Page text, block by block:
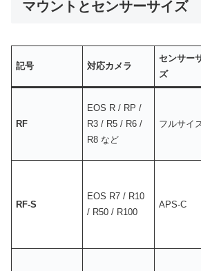
マウントとセンサーサイズ
記号 対応カメラ
センサー
ズ
RF
EOS R / RP /
R3 / R5 / R6 /
R8 など
フルサイ
RF-S
EOS R7 / R10
/ R50 / R100
APS-C